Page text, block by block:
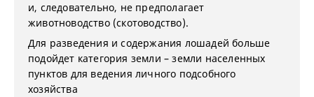
и, следовательно, не предполагает
животноводство (скотоводство).
Для разведения и содержания лошадей больше
подойдет категория земли – земли населенных
пунктов для ведения личного подсобного
хозяйства